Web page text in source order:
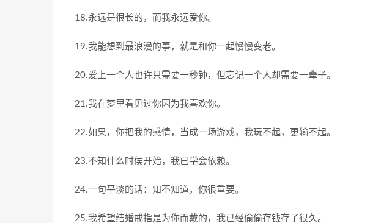
18.永远是很长的，而我永远爱你。
19.我能想到最浪漫的事，就是和你一起慢慢变老。
20.爱上一个人也许只需要一秒钟，但忘记一个人却需要一辈子。
21.我在梦里看见过你因为我喜欢你。
22.如果，你把我的感情，当成一场游戏，我玩不起，更输不起。
23.不知什么时侯开始，我已学会依赖。
24.一句平淡的话：知不知道，你很重要。
25.我希望结婚戒指是为你而戴的，我已经偷偷存钱存了很久。